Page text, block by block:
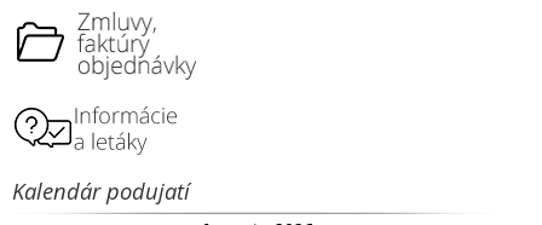
Kalendár podujatí